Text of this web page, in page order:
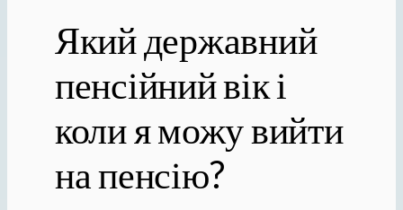
Який державний
пенсійний вік і
коли я можу вийти
на пенсію?